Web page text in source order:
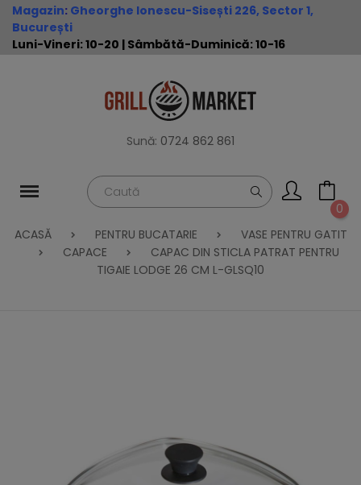
Magazin: Gheorghe Ionescu-Sisești 226, Sector 1,
București
Luni-Vineri: 10-20 | Sâmbătă-Duminică: 10-16
Sună: 0724 862 861
0
ACASĂ
PENTRU BUCATARIE
VASE PENTRU GATIT
CAPACE
CAPAC DIN STICLA PATRAT PENTRU
TIGAIE LODGE 26 CM L-GLSQ10